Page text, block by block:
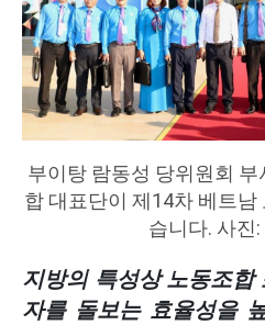
부이탕 람동성 당위원회
합 대표단이 제14차 베트
습니다. 사진
지방의 특성상 노동조합
자를 돌보는 효율성을